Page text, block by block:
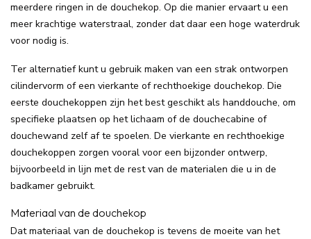
meerdere ringen in de douchekop. Op die manier ervaart u een
meer krachtige waterstraal, zonder dat daar een hoge waterdruk
voor nodig is.
Ter alternatief kunt u gebruik maken van een strak ontworpen
cilindervorm of een vierkante of rechthoekige douchekop. Die
eerste douchekoppen zijn het best geschikt als handdouche, om
specifieke plaatsen op het lichaam of de douchecabine of
douchewand zelf af te spoelen. De vierkante en rechthoekige
douchekoppen zorgen vooral voor een bijzonder ontwerp,
bijvoorbeeld in lijn met de rest van de materialen die u in de
badkamer gebruikt.
Materiaal van de douchekop
Dat materiaal van de douchekop is tevens de moeite van het